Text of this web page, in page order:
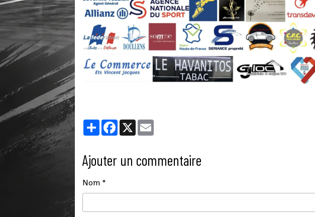
PartagerFacebook
X
Ajouter un commentaire
Nom